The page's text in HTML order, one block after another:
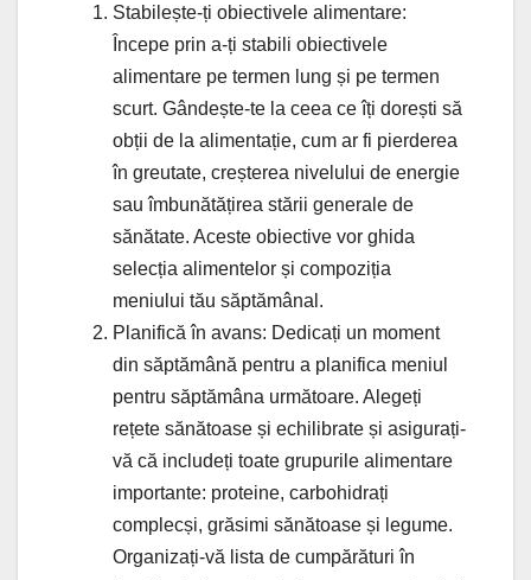
Stabilește-ți obiectivele alimentare:
Începe prin a-ți stabili obiectivele
alimentare pe termen lung și pe termen
scurt. Gândește-te la ceea ce îți dorești să
obții de la alimentație, cum ar fi pierderea
în greutate, creșterea nivelului de energie
sau îmbunătățirea stării generale de
sănătate. Aceste obiective vor ghida
selecția alimentelor și compoziția
meniului tău săptămânal.
Planifică în avans: Dedicați un moment
din săptămână pentru a planifica meniul
pentru săptămâna următoare. Alegeți
rețete sănătoase și echilibrate și asigurați-
vă că includeți toate grupurile alimentare
importante: proteine, carbohidrați
complecși, grăsimi sănătoase și legume.
Organizați-vă lista de cumpărături în